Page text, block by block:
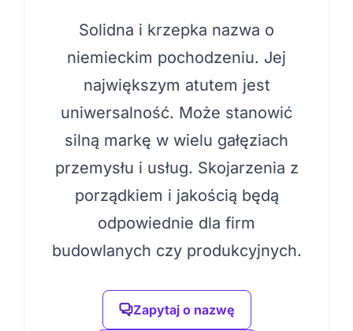
Solidna i krzepka nazwa o
niemieckim pochodzeniu. Jej
największym atutem jest
uniwersalność. Może stanowić
silną markę w wielu gałęziach
przemysłu i usług. Skojarzenia z
porządkiem i jakością będą
odpowiednie dla firm
budowlanych czy produkcyjnych.
Zapytaj o nazwę